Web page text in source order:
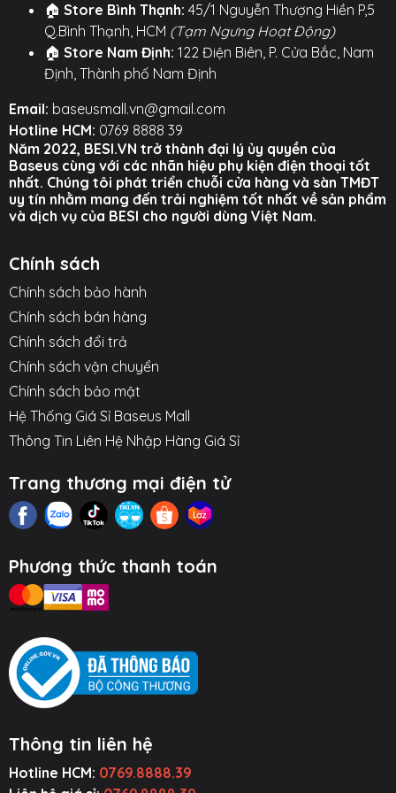
Kiện Ô Tô
Thiết Bị Âm
Thanh
Tiện Ích Thông
Minh
🏠 Store Bình Thạnh: 45/1 Nguyễn Thượng Hiền P,5
Q.Bình Thạnh, HCM (Tạm Ngưng Hoạt Động)
🏠 Store Nam Định: 122 Điện Biên, P. Cửa Bắc, Nam
Định, Thành phố Nam Định
Email: baseusmall.vn@gmail.com
Hotline HCM: 0769 8888 39
Năm 2022, BESI.VN trở thành đại lý ủy quyền của
Baseus cùng với các nhãn hiệu phụ kiện điện thoại tốt
nhất. Chúng tôi phát triển chuỗi cửa hàng và sàn TMĐT
uy tín nhằm mang đến trải nghiệm tốt nhất về sản phẩm
và dịch vụ của BESI cho người dùng Việt Nam.
Chính sách
Chính sách bảo hành
Chính sách bán hàng
Chính sách đổi trả
Chính sách vận chuyển
Chính sách bảo mật
Hệ Thống Giá Sỉ Baseus Mall
Thông Tin Liên Hệ Nhập Hàng Giá Sỉ
Trang thương mại điện tử
Phương thức thanh toán
Thông tin liên hệ
Hotline HCM: 0769.8888.39